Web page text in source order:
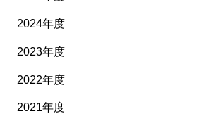
2024年度
2023年度
2022年度
2021年度